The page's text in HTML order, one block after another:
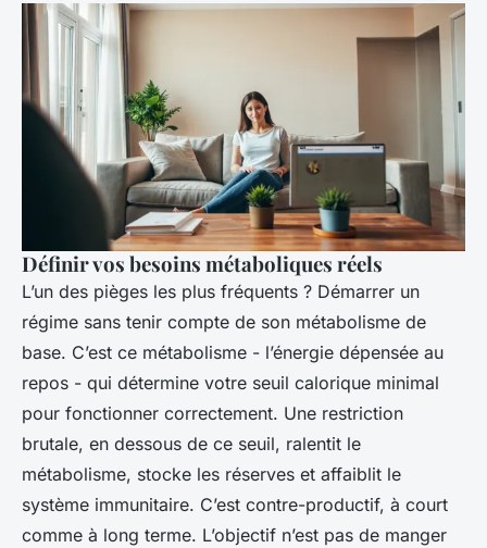
Définir vos besoins métaboliques réels
L’un des pièges les plus fréquents ? Démarrer un
régime sans tenir compte de son métabolisme de
base. C’est ce métabolisme - l’énergie dépensée au
repos - qui détermine votre seuil calorique minimal
pour fonctionner correctement. Une restriction
brutale, en dessous de ce seuil, ralentit le
métabolisme, stocke les réserves et affaiblit le
système immunitaire. C’est contre-productif, à court
comme à long terme. L’objectif n’est pas de manger